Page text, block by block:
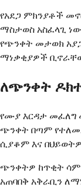
የአደጋ ምክንያቶች
ማስታወስ አስፈላጊ
የጭንቀት መታወክ
ማነቃቂያዎች
ለጭንቀት
የሙያ እርዳታ መፈለግ
ጭንቀት በጣም
ሲያቆም እና
ጭንቀትዎ ከጥቂት
አጠባበቅ አቅራቢን